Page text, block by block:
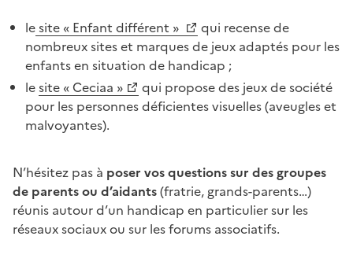
lesite « Enfant différent »
qui recense de
nombreux sites et marques de jeux adaptés pour les
enfants en situation de handicap ;
lesite « Ceciaa »
qui propose des jeux de société
pour les personnes déficientes visuelles (aveugles et
malvoyantes).
N’hésitez pas à poser vos questions sur des groupes
de parents ou d’aidants(fratrie, grands-parents…)
réunis autour d’un handicap en particulier sur les
réseaux sociaux ou sur les forums associatifs.